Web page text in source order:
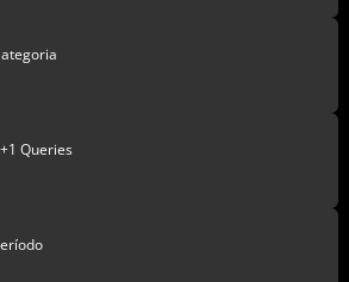
Queries